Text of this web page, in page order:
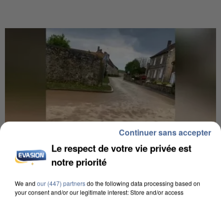
Le respect de votre vie privée est
notre priorité
We and our (447) partnersdo the following data processing based on
your consent and/or our legitimate interest: Store and/or access
Continuer sans accepter